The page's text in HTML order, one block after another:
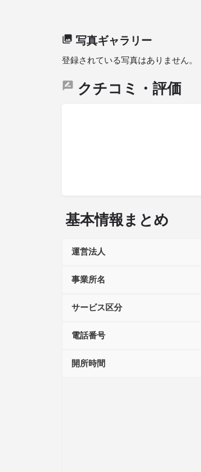
写真ギャラリー
登録されている写真はありません。
クチコミ・評価
基本情報まとめ
運営法人
事業所名
サービス区分
電話番号
開所時間